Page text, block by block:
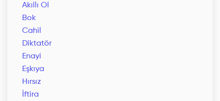
Akıllı Ol
Bok
Cahil
Diktatör
Enayi
Eşkıya
Hırsız
İftira